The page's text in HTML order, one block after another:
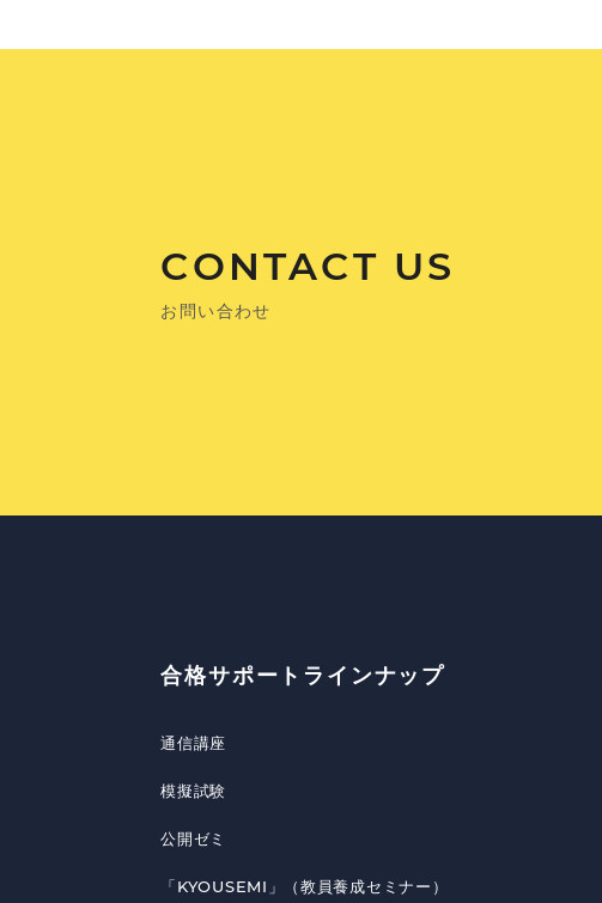
CONTACT US
お問い合わせ
合格サポートラインナップ
通信講座
模擬試験
公開ゼミ
「KYOUSEMI」（教員養成セミナー）